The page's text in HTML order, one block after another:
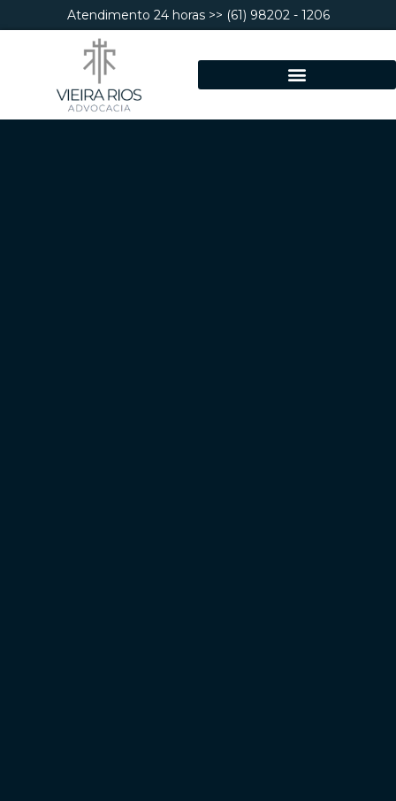
Atendimento 24 horas >> (61) 98202 - 1206